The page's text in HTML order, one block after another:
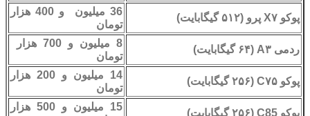
پوکو X۷ پرو (۵۱۲ گیگابایت)
36 میلیون و 400 هزار
تومان
ردمی A۳ (۶۴ گیگابایت)
8 میلیون و 700 هزار
تومان
پوکو C۷۵ (۲۵۶ گیگابایت)
14 میلیون و 200 هزار
تومان
پوکو C85 (۲۵۶ گیگابایت)
15 میلیون و 500 هزار